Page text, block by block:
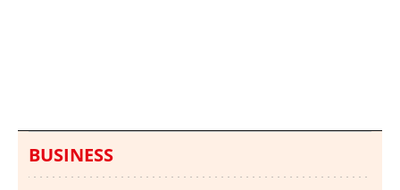
BUSINESS